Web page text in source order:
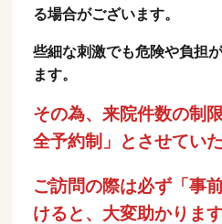
る場合がございます。
些細な刺激でも危険や負担
ます。
その為、来院件数の制
全予約制」とさせてい
ご訪問の際は必ず「事
けると、大変助かります